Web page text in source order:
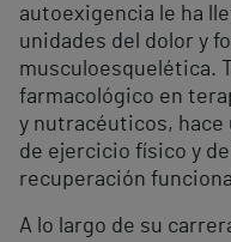
autoexigencia le ha
unidades del dolor y
musculoesquelética.
farmacológico en
y nutracéuticos,
de ejercicio físico y
recuperación
A lo largo de su